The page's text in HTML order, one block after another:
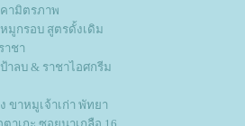
ามิตรภาพ
มูกรอบ สูตรดั้งเดิม
าชา
าลบ & ราชาไอศกรีม
ขาหมูเจ้าเก่า พัทยา